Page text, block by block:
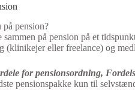
pension?
sammen på pension på et
(klinikejer eller freelance) og
for pensionsordning,
pensionspakke kun til